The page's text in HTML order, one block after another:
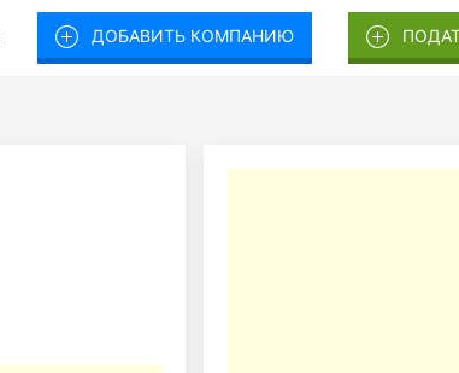
ДОБАВИТЬ КОМПАНИЮ